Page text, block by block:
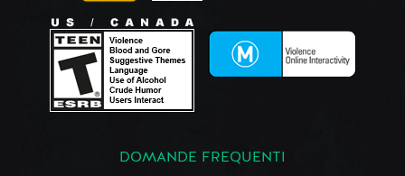
DOMANDE FREQUENTI